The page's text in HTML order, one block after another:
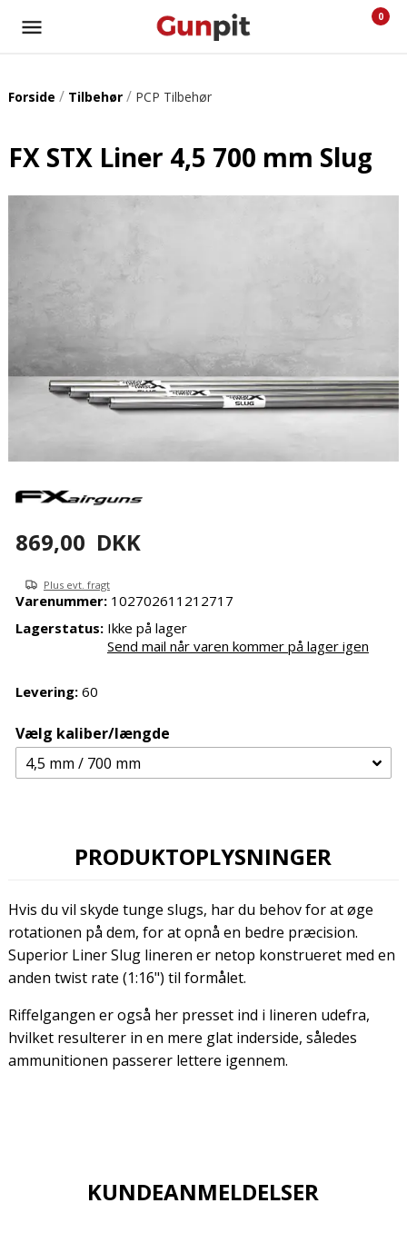
0
Forside / Tilbehør/ PCP Tilbehør
FX STX Liner 4,5 700 mm Slug
869,00 DKK
Plus evt. fragt
Varenummer: 102702611212717
Lagerstatus: Ikke på lager
Send mail når varen kommer på lager igen
Levering:60
Vælg kaliber/længde
PRODUKTOPLYSNINGER
Hvis du vil skyde tunge slugs, har du behov for at øge
rotationen på dem, for at opnå en bedre præcision.
Superior Liner Slug lineren er netop konstrueret med en
anden twist rate (1:16") til formålet.
Riffelgangen er også her presset ind i lineren udefra,
hvilket resulterer in en mere glat inderside, således
ammunitionen passerer lettere igennem.
KUNDEANMELDELSER